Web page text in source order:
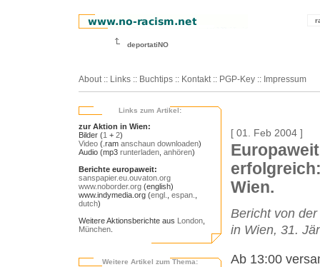
deportatiNO
About :: Links :: Buchtips :: Kontakt :: PGP-Key :: Impressum
Links zum Artikel:
zur Aktion in Wien:
Bilder (1 + 2)
Video (.ram anschaun downloaden)
Audio (mp3 runterladen anhören)
Berichte europaweit:
sanspapier.eu.ouvaton.org
www.noborder.org (english)
www.indymedia.org (engl. espan.
dutch)
Weitere Aktionsberichte aus London
München
Weitere Artikel zum Thema:
[ 01. Feb 2004 ]
Wien.
Bericht von
in Wien, 31.
Ab 13:00